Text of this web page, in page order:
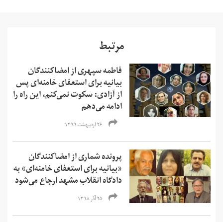
مرتبط
فاطمه سپهری از امضاکنندگان
بیانیه برای استعفای خامنه‌ای پس
از آزادی: سکوت نمی‌کنم، این راه را
ادامه می‌دهم
۲۶ اردیبهشت ۱۳۹۹
پرونده شماری از امضاکنندگان
«بیانیه برای استعفای خامنه‌ای» به
دادگاه انقلاب مشهد ارجاع می‌شود
۲۵ آذر ۱۳۹۸